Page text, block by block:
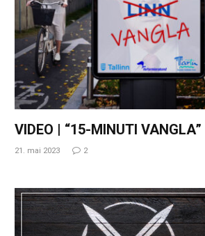
VIDEO | “15-MINUTI VANGLA”
21. mai 2023 2